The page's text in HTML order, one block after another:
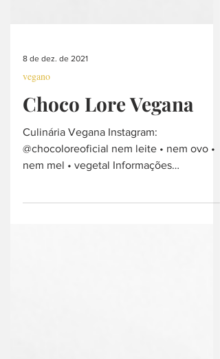
8 de dez. de 2021
vegano
Choco Lore Vegana
Culinária Vegana Instagram:
@chocoloreoficial nem leite • nem ovo •
atualizadas em 01.04.23 - Contribua e...